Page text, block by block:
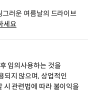
러운 여름날의 드라이브
세요
임의사용하는 것을
되지 않으며, 상업적인
시 관련법에 따라 불이익을